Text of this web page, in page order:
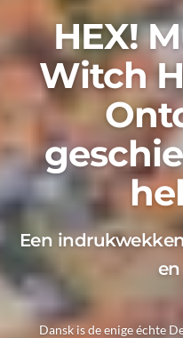
HEX!
Witch
Een
Dansk is de enige échte